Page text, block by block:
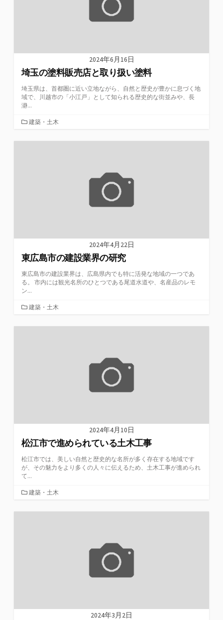
2024年6月16日
埼玉の塗料販売店と取り扱い塗料
埼玉県は、首都圏に近い立地ながら、自然と歴史が豊かに息づく地
域で、川越市の「小江戸」として知られる歴史的な街並みや、長
瀞...
カ
ゴ
建築・土木
2024年4月22日
東広島市の建設業界の研究
東広島市の建設業界は、広島県内でも特に活発な地域の一つであ
る。 市内には観光名所のひとつである尾道水道や、名産品のレモ
ン...
カ
ゴ
建築・土木
2024年4月10日
松江市で進められている土木工事
松江市では、美しい自然と歴史的な名所が多く存在する地域です
が、その魅力をより多くの人々に伝えるため、土木工事が進められ
て...
カ
ゴ
建築・土木
2024年3月2日